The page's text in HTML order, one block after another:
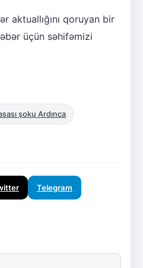
aktuallığını qoruyan bir
üçün səhifəmizi
şoku Ardınca
Telegram